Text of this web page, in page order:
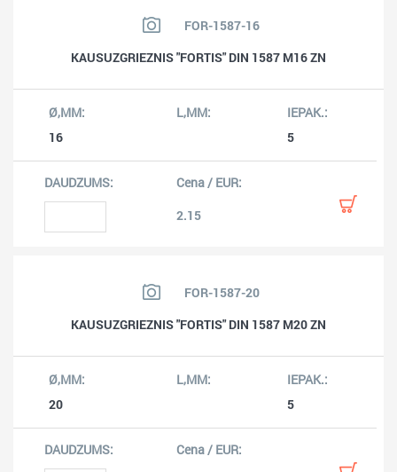
FOR-1587-16
KAUSUZGRIEZNIS "FORTIS" DIN 1587 M16 ZN
16 5
2.15
FOR-1587-20
KAUSUZGRIEZNIS "FORTIS" DIN 1587 M20 ZN
20 5